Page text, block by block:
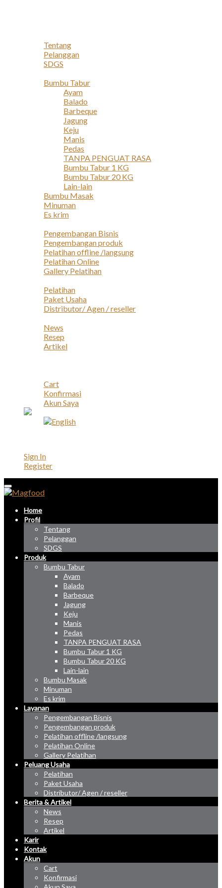
Tentang
Pelanggan
SDGS
Bumbu Tabur
Ayam
Balado
Barbeque
Jagung
Keju
Manis
Pedas
TANPA PENGUAT RASA
Bumbu Tabur 1 KG
Bumbu Tabur 20 KG
Lain-lain
Bumbu Masak
Minuman
Es krim
Pengembangan Bisnis
Pengembangan produk
Pelatihan offline /langsung
Pelatihan Online
Gallery Pelatihan
Pelatihan
Paket Usaha
Distributor/ Agen / reseller
News
Resep
Artikel
Cart
Konfirmasi
Akun Saya
Sign In
Register
Home
Profil
Tentang
Pelanggan
SDGS
Produk
Bumbu Tabur
Ayam
Balado
Barbeque
Jagung
Keju
Manis
Pedas
TANPA PENGUAT RASA
Bumbu Tabur 1 KG
Bumbu Tabur 20 KG
Lain-lain
Bumbu Masak
Minuman
Es krim
Layanan
Pengembangan Bisnis
Pengembangan produk
Pelatihan offline /langsung
Pelatihan Online
Gallery Pelatihan
Peluang Usaha
Pelatihan
Paket Usaha
Distributor/ Agen / reseller
Berita & Artikel
News
Resep
Artikel
Karir
Kontak
Akun
Cart
Konfirmasi